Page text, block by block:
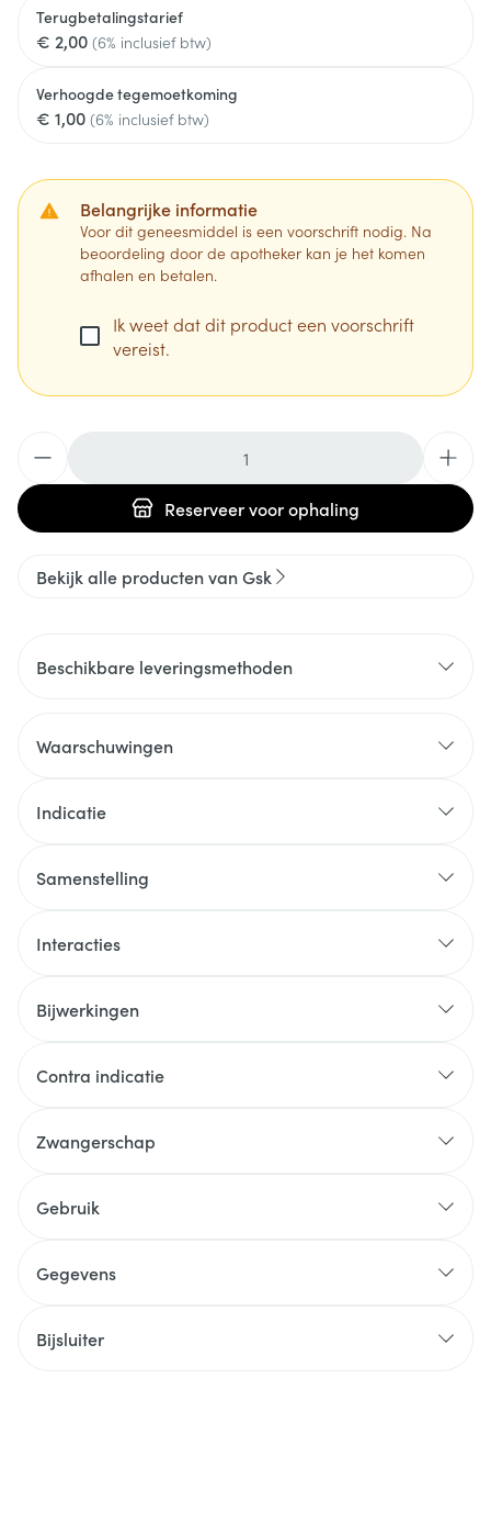
Terugbetalingstarief
€ 2,00 (6% inclusief btw)
Verhoogde tegemoetkoming
€ 1,00 (6% inclusief btw)
Belangrijke informatie
Voor dit geneesmiddel is een voorschrift nodig. Na
beoordeling door de apotheker kan je het komen
afhalen en betalen.
Ik weet dat dit product een voorschrift
vereist.
Reserveervoor ophaling
Bekijk alle producten van Gsk
Beschikbare leveringsmethoden
Waarschuwingen
Indicatie
Samenstelling
Interacties
Bijwerkingen
Contra indicatie
Zwangerschap
Gebruik
Gegevens
Bijsluiter